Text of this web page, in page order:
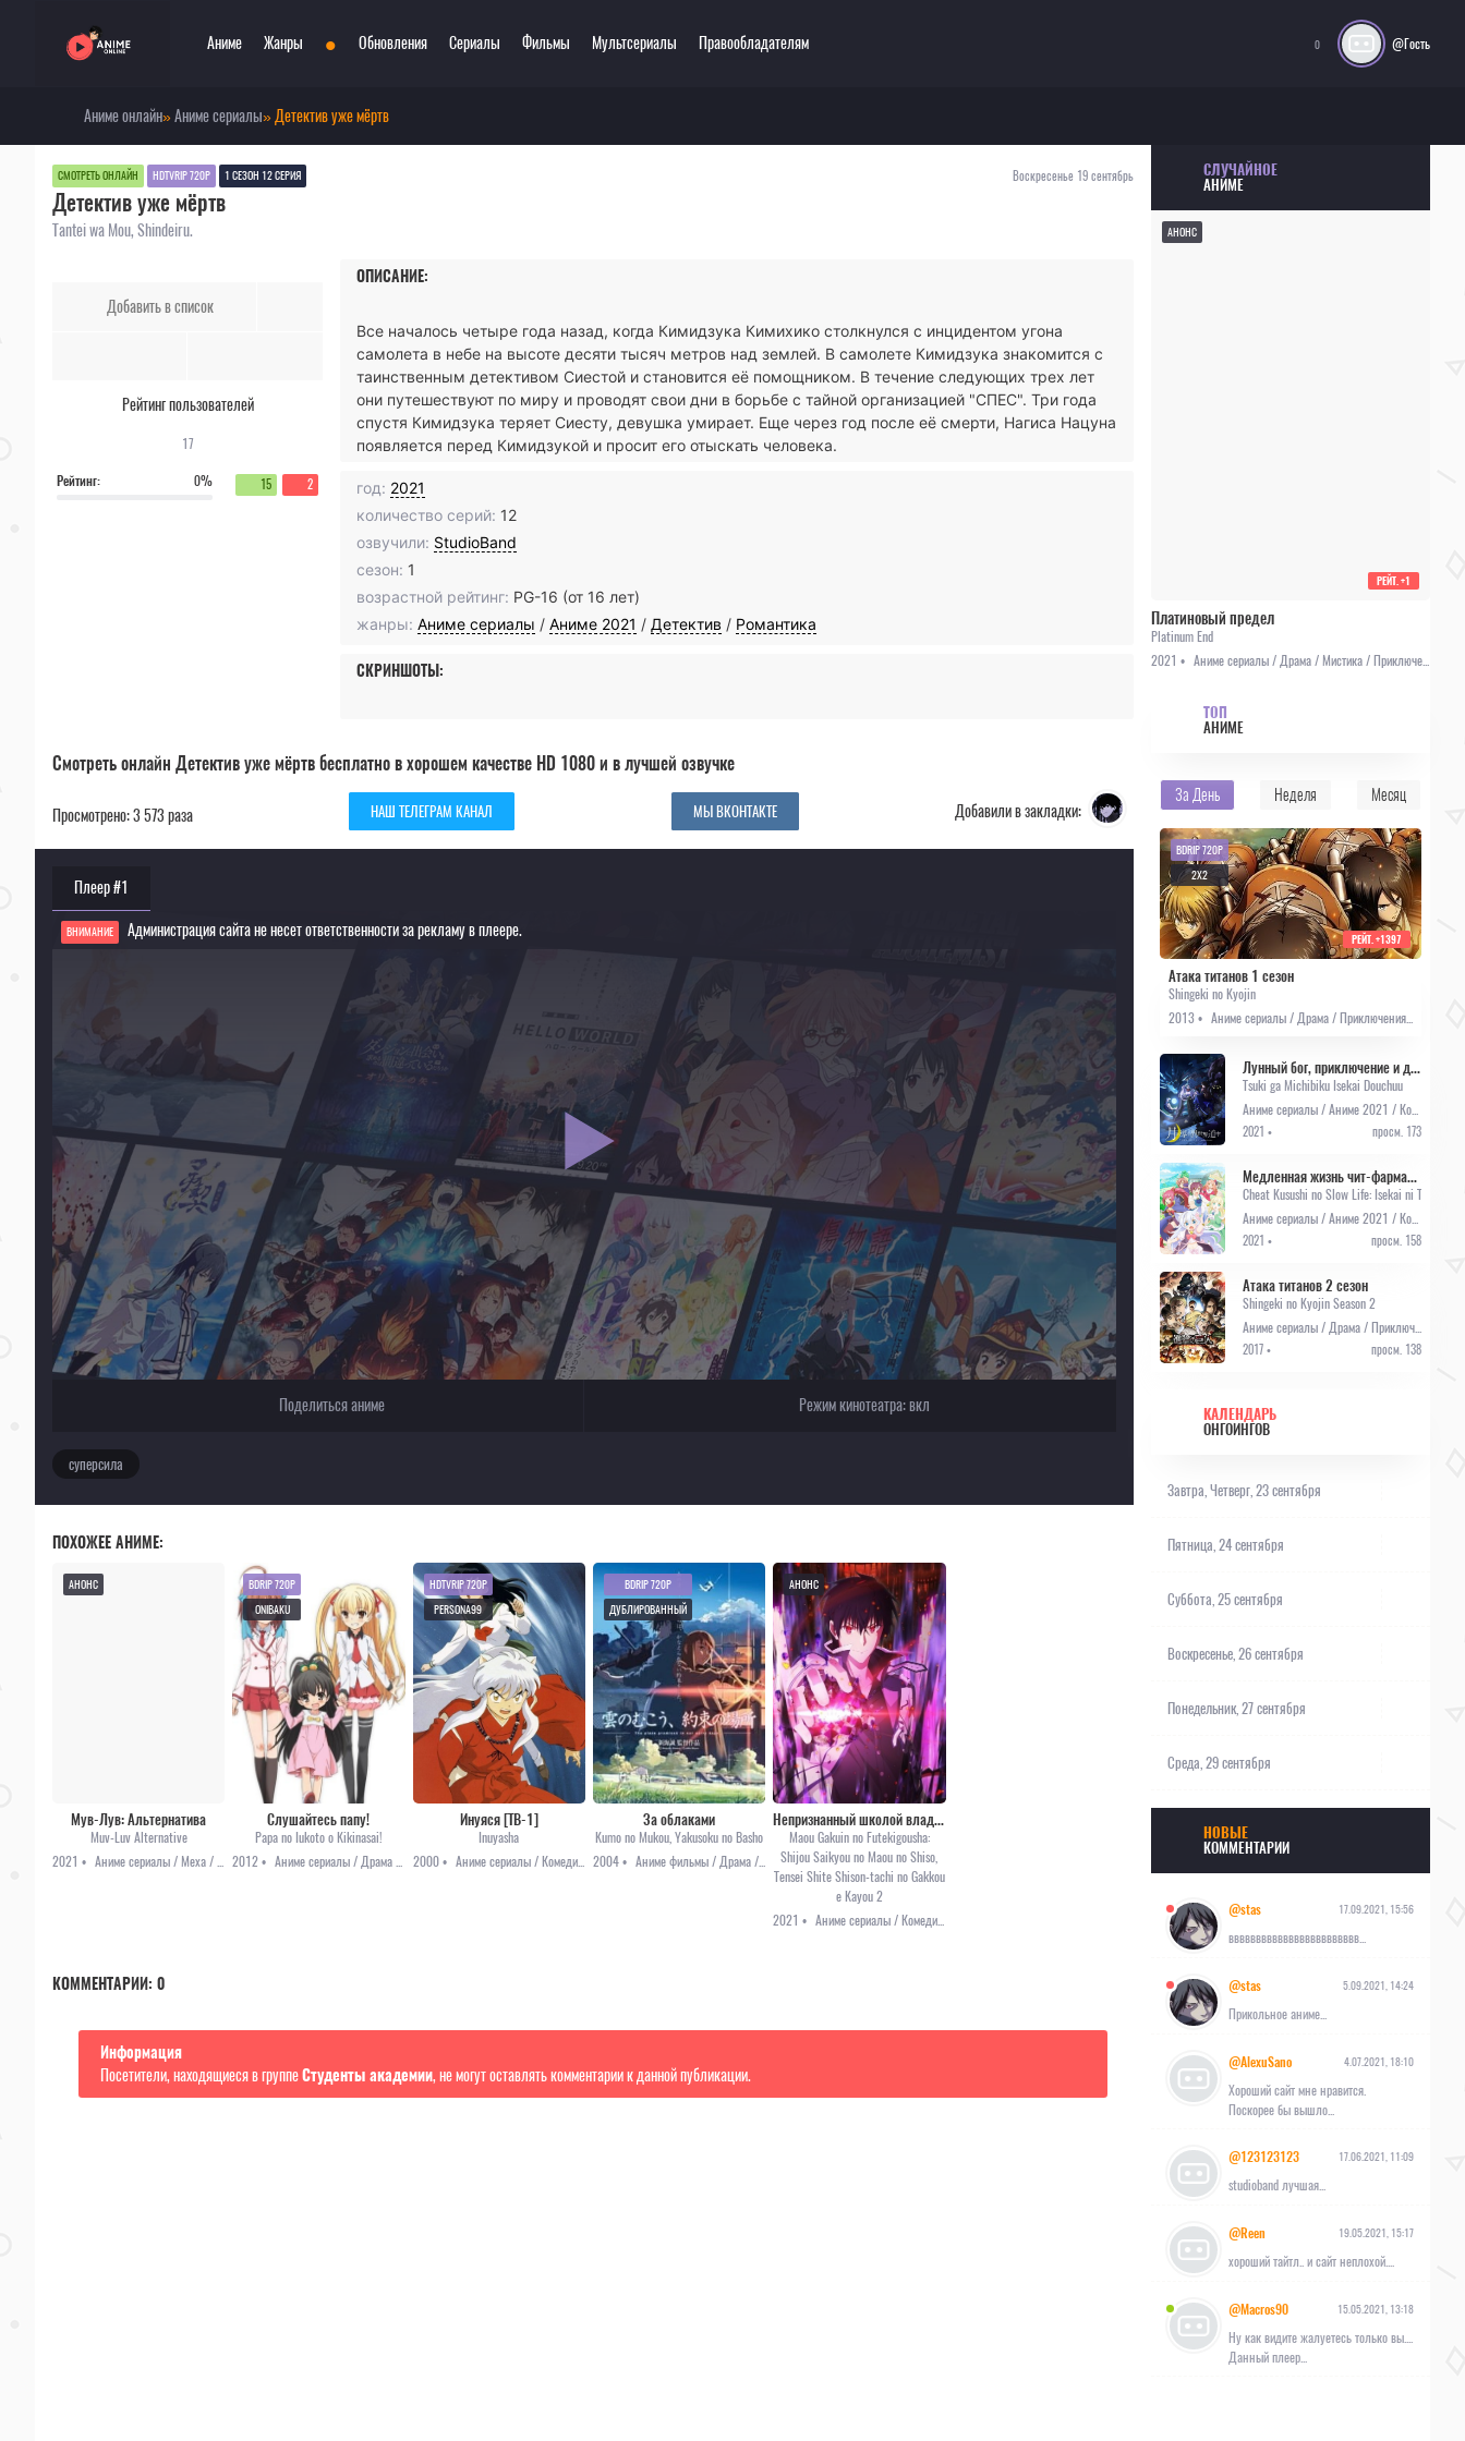
Аниме
Аниме 2021
Аниме 2020
Топ 100 аниме
Жанры
Боевые искусства
Война
Приключения
Школа
Игры
Этти
Экшен
Сверхъестественное
• Обновления Сериалы Фильмы Мультсериалы Правообладателям 0 @Гость
Аниме онлайн»Аниме сериалы» Детектив уже мёртв
СМОТРЕТЬ ОНЛАЙН HDTVRIP 720P 1 СЕЗОН 12 СЕРИЯ Воскресенье 19 сентябрь
Детектив уже мёртв
Tantei wa Mou, Shindeiru.
Добавить в список
Рейтинг пользователей
17
Рейтинг: 0% 15 2
ОПИСАНИЕ:
Все началось четыре года назад, когда Кимидзука Кимихико столкнулся с инцидентом угона
самолета в небе на высоте десяти тысяч метров над землей. В самолете Кимидзука знакомится с
таинственным детективом Сиестой и становится её помощником. В течение следующих трех лет
они путешествуют по миру и проводят свои дни в борьбе с тайной организацией "СПЕС". Три года
спустя Кимидзука теряет Сиесту, девушка умирает. Еще через год после её смерти, Нагиса Нацуна
появляется перед Кимидзукой и просит его отыскать человека.
год: 2021
количество серий: 12
озвучили: StudioBand
сезон: 1
возрастной рейтинг: PG-16 (от 16 лет)
жанры: Аниме сериалы / Аниме 2021 / Детектив / Романтика
СКРИНШОТЫ:
Смотреть онлайн Детектив уже мёртв бесплатно в хорошем качестве HD 1080 и в лучшей озвучке
Просмотрено: 3 573 раза НАШ ТЕЛЕГРАМ КАНАЛ МЫ ВКОНТАКТЕ Добавили в закладки:
Плеер #1
ВНИМАНИЕ
Администрация сайта не несет ответственности за рекламу в плеере.
Для просмотра некоторых аниме необходимо установить VPN
Текущее воспроизведение：Детектив уже мёртв
Поделиться аниме Режим кинотеатра:вкл
суперсила
ПОХОЖЕЕ АНИМЕ:
Мув-Лув: Альтернатива
Muv-Luv Alternative
2021 •
Аниме сериалы / Меха / Фантастика / Анонсы
АНОНС
Слушайтесь папу!
Papa no Iukoto o Kikinasai!
2012 •
Аниме сериалы / Драма / Комедия / Повседневность
BDRIP 720P
ONIBAKU
Инуяся [ТВ-1]
Inuyasha
2000 •
Аниме сериалы / Комедия / Приключения / Романтика / Сёнэн / Фэнтези
HDTVRIP 720P
PERSONA99
За облаками
Kumo no Mukou, Yakusoku no Basho
2004 •
Аниме фильмы / Драма / Романтика / Фантастика
BDRIP 720P
ДУБЛИРОВАННЫЙ
Непризнанный школой владыка демонов [ТВ-2]
Maou Gakuin no Futekigousha:
Shijou Saikyou no Maou no Shiso,
Tensei Shite Shison-tachi no Gakkou
e Kayou 2
2021 •
Аниме сериалы / Комедия / Приключения / Фэнтези / Анонсы
АНОНС
КОММЕНТАРИИ: 0
Информация
Посетители, находящиеся в группеСтуденты академии, не могут оставлять комментарии к данной публикации.
СЛУЧАЙНОЕ
АНИМЕ
Платиновый предел
Platinum End
2021 •
Аниме сериалы / Драма / Мистика / Приключения / Сёнэн / Анонсы
АНОНС
РЕЙТ. +1
ТОП
АНИМЕ
За День Неделя Месяц
Атака титанов 1 сезон
Shingeki no Kyojin
2013 •
Аниме сериалы / Драма / Приключения / Сёнэн / Фэнтези
BDRIP 720P
2X2
РЕЙТ. +1397
Лунный бог, приключение и другой мир
Tsuki ga Michibiku Isekai Douchuu
2021 • просм. 173
Медленная жизнь чит-фармацевта: создание аптеки в альтернативном мире
Cheat Kusushi no Slow Life: Isekai ni Tsukurou
2021 • просм. 158
Атака титанов 2 сезон
Shingeki no Kyojin Season 2
2017 • просм. 138
КАЛЕНДАРЬ
ОНГОИНГОВ
Завтра, Четверг, 23 сентября
Пятница, 24 сентября
Суббота, 25 сентября
Воскресенье, 26 сентября
Понедельник, 27 сентября
Среда, 29 сентября
НОВЫЕ
КОММЕНТАРИИ
@stas 17.09.2021, 15:56
вввввввввввввввввввввввв...
@stas 5.09.2021, 14:24
Прикольное аниме...
@AlexuSano 4.07.2021, 18:10
Хороший сайт мне нравится.
Поскорее бы вышло...
@123123123 17.06.2021, 11:09
studioband лучшая...
@Reen 19.05.2021, 15:17
хороший тайтл.. и сайт неплохой....
@Macros90 15.05.2021, 13:18
Ну как видите жалуетесь только вы....
Данный плеер...